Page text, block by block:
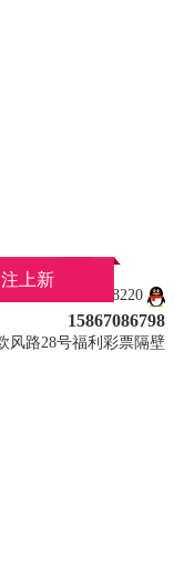
QQ：907858220
15867086798
风路28号福利彩票隔壁
上新